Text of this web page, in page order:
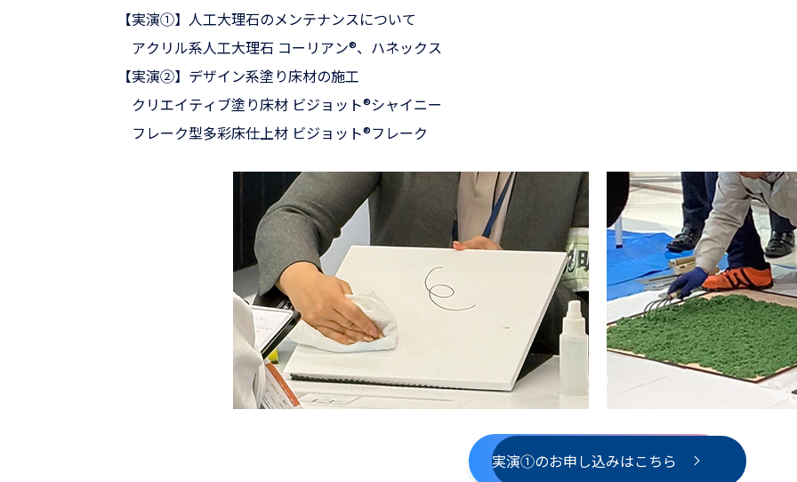
【実演①】人工大理石のメンテナンスについて
アクリル系人工大理石 コーリアン®、ハネックス
【実演②】デザイン系塗り床材の施工
クリエイティブ塗り床材 ビジョット®シャイニー
フレーク型多彩床仕上材 ビジョット®フレーク
実演①のお申し込みはこちら